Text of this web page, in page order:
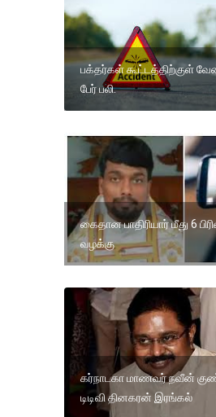
பக்தர்கள் கூட்டத்திற்குள் வேன்
பேர் பலி.
கைதான பாதிரியார் மீது 6
வழக்கு
கர்நாடகா மாணவர் நவீன்
டிடிவி தினகரன் இரங்கல்